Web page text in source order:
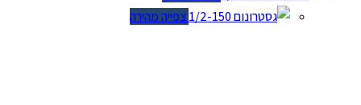
צפייה מהירה